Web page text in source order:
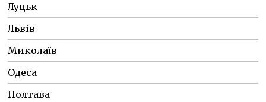
Луцьк
Львів
Миколаїв
Одеса
Полтава